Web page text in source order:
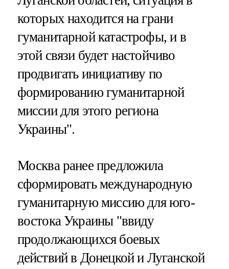
которых находится на грани
гуманитарной катастрофы, и в
этой связи будет настойчиво
продвигать инициативу по
формированию гуманитарной
миссии для этого региона
Украины".
Москва ранее предложила
сформировать международную
гуманитарную миссию для юго-
востока Украины "ввиду
продолжающихся боевых
действий в Донецкой и Луганской